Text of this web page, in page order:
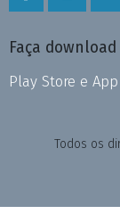
Faça
Play Store e
Todos os